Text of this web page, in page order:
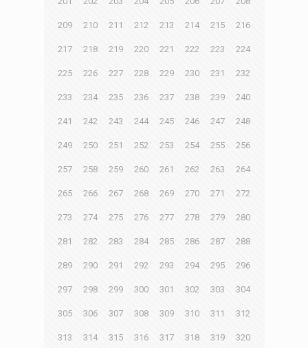
209 210 211 212 213 214 215 216
217 218 219 220 221 222 223 224
225 226 227 228 229 230 231 232
233 234 235 236 237 238 239 240
241 242 243 244 245 246 247 248
249 250 251 252 253 254 255 256
257 258 259 260 261 262 263 264
265 266 267 268 269 270 271 272
273 274 275 276 277 278 279 280
281 282 283 284 285 286 287 288
289 290 291 292 293 294 295 296
297 298 299 300 301 302 303 304
305 306 307 308 309 310 311 312
313 314 315 316 317 318 319 320